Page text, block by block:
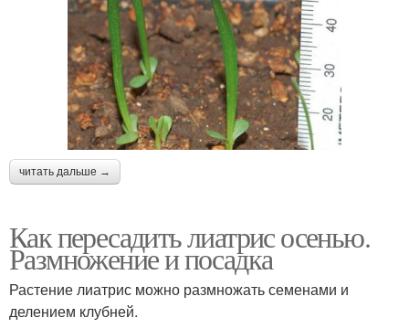
читать дальше →
Как пересадить лиатрис осенью.
Размножение и посадка
Растение лиатрис можно размножать семенами и
делением клубней.